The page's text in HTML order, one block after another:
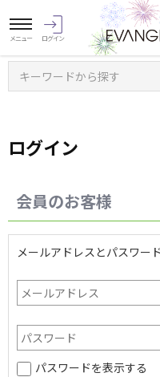
キーワードから探す
ログイン
会員のお客様
メールアドレスとパスワー
パスワードを表示する